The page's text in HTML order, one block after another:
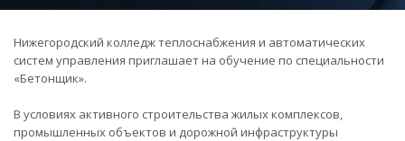
Нижегородский колледж теплоснабжения и автоматических
систем управления приглашает на обучение по специальности
«Бетонщик».
В условиях активного строительства жилых комплексов,
промышленных объектов и дорожной инфраструктуры